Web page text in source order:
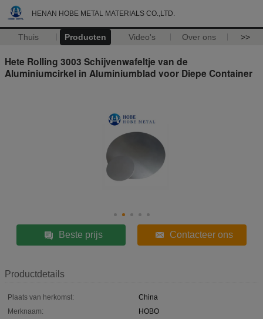
HENAN HOBE METAL MATERIALS CO.,LTD.
Thuis Producten Video's Over ons >>
Hete Rolling 3003 Schijvenwafeltje van de
Aluminiumcirkel in Aluminiumblad voor Diepe Container
Beste prijs Contacteer ons
Productdetails
Plaats van herkomst:
China
Merknaam:
HOBO